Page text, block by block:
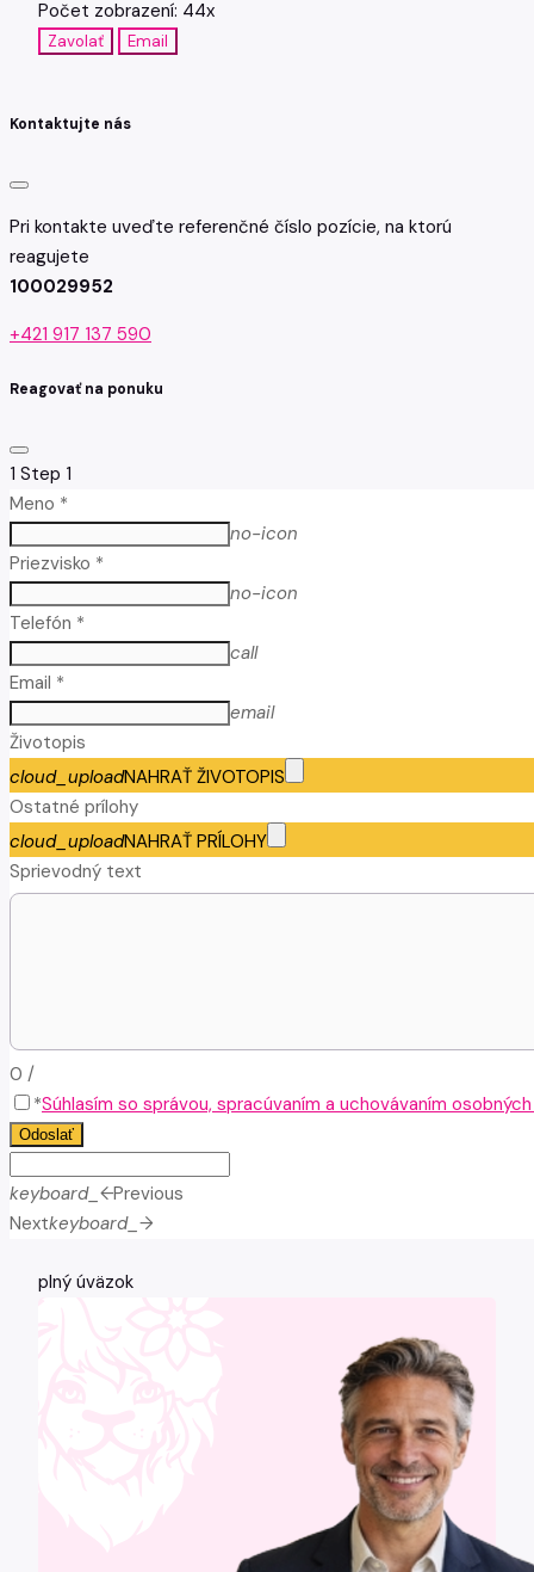
Počet zobrazení: 44x
Zavolať Email
Kontaktujte nás
Pri kontakte uveďte referenčné číslo pozície, na ktorú
reagujete
100029952
+421 917 137 590
Reagovať na ponuku
1 Step 1
Meno *
no-icon
Priezvisko *
no-icon
Telefón *
call
Email *
email
Životopis
cloud_uploadNAHRAŤ ŽIVOTOPIS
Ostatné prílohy
cloud_uploadNAHRAŤ PRÍLOHY
Sprievodný text
0 /
*Súhlasím so správou, spracúvaním a uchovávaním
Odoslať
keyboard_arrow_leftPrevious
Nextkeyboard_arrow_right
plný úväzok